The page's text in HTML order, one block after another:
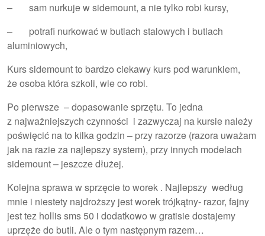
– sam nurkuje w sidemount, a nie tylko robi kursy,
– potrafi nurkować w butlach stalowych i butlach
aluminiowych,
Kurs sidemount to bardzo ciekawy kurs pod warunkiem,
że osoba która szkoli, wie co robi.
Po pierwsze – dopasowanie sprzętu. To jedna
z najważniejszych czynności i zazwyczaj na kursie należy
poświęcić na to kilka godzin – przy razorze (razora uważam
jak na razie za najlepszy system), przy innych modelach
sidemount – jeszcze dłużej.
Kolejna sprawa w sprzęcie to worek . Najlepszy według
mnie i niestety najdroższy jest worek trójkątny- razor, fajny
jest tez hollis sms 50 i dodatkowo w gratisie dostajemy
uprzęże do butli. Ale o tym następnym razem…